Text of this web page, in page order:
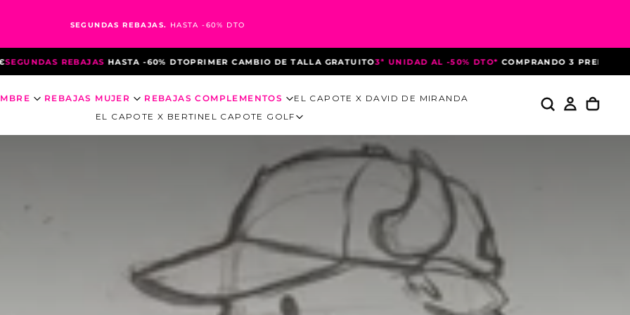
SEGUNDAS REBAJAS. HASTA -60% DTO
HASTA -60% DTOPRIMER CAMBIO DE TALLA GRATUITO3ª UNIDAD AL -50% DTO* COMPRANDO 3 PRENDASHASTA EL 10 DE
REBAJAS MUJER REBAJAS COMPLEMENTOS
EL CAPOTE X DAVID DE MIRANDA
EL CAPOTE X BERTIN EL CAPOTE GOLF